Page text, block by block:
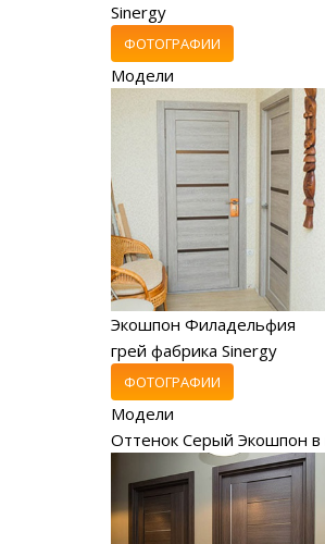
Sinergy
ФОТОГРАФИИ
Модели
Экошпон Филадельфия
грей фабрика Sinergy
ФОТОГРАФИИ
Модели
Оттенок Серый Экошпон в